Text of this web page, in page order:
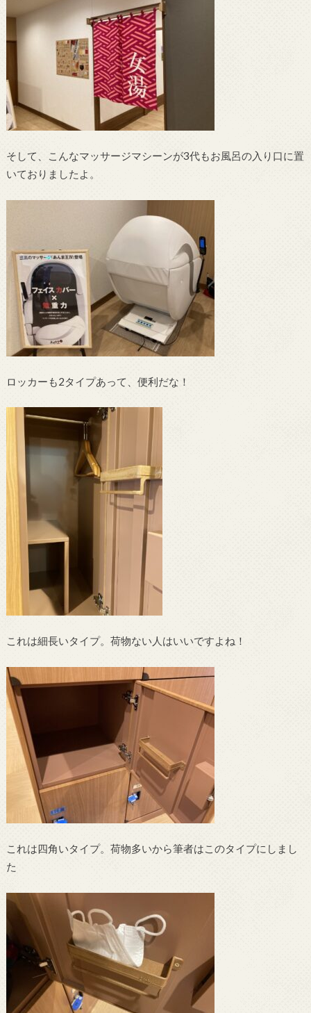
そして、こんなマッサージマシーンが3代もお風呂の入り口に置
いておりましたよ。
ロッカーも2タイプあって、便利だな！
これは細長いタイプ。荷物ない人はいいですよね！
これは四角いタイプ。荷物多いから筆者はこのタイプにしまし
た